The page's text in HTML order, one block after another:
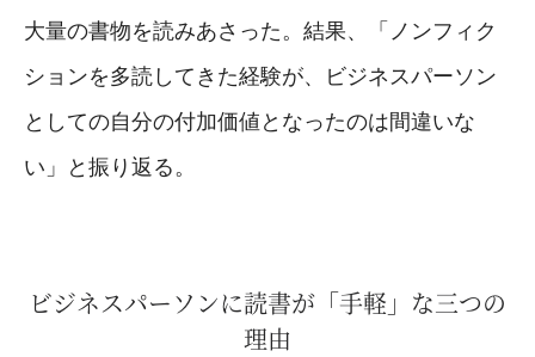
大量の書物を読みあさった。結果、「ノンフィク
ションを多読してきた経験が、ビジネスパーソン
としての自分の付加価値となったのは間違いな
い」と振り返る。
ビジネスパーソンに読書が「手軽」な三つの
理由